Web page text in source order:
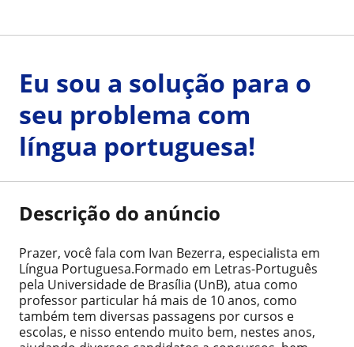
Eu sou a solução para o
seu problema com
língua portuguesa!
Descrição do anúncio
Prazer, você fala com Ivan Bezerra, especialista em
Língua Portuguesa.Formado em Letras-Português
pela Universidade de Brasília (UnB), atua como
professor particular há mais de 10 anos, como
também tem diversas passagens por cursos e
escolas, e nisso entendo muito bem, nestes anos,